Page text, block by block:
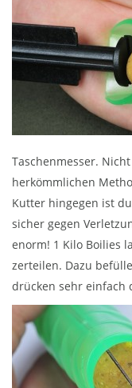
Taschenmesser.
herkömmlichen
Kutter hingegen ist
sicher gegen
enorm! 1 Kilo Boilies
zerteilen. Dazu
drücken sehr einfach